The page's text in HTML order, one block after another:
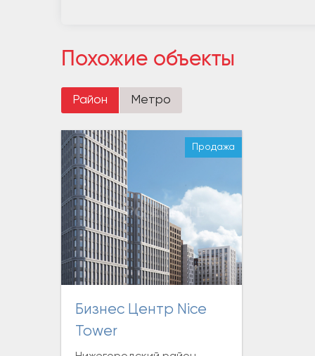
Похожие объекты
Район Метро
Продажа
Бизнес Центр Nice
Tower